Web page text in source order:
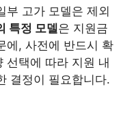
부 고가 모델은 제외
특정 모델은 지원금
에, 사전에 반드시 확
선택에 따라 지원 내
결정이 필요합니다.